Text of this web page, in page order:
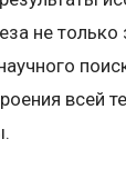
не только
всей